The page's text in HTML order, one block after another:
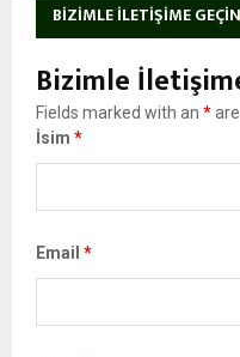
BIZIMLE İLETIŞIME GEÇIN
Bizimle
Fields marked with an *
İsim *
Email *